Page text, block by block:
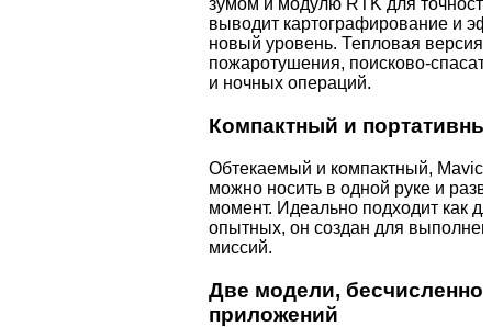
зумом и модулю RTK для
выводит картографирование и
новый уровень. Тепловая версия
пожаротушения, поисково-
и ночных операций.
Компактный и
Обтекаемый и компактный, Mavic
можно носить в одной руке и
момент. Идеально подходит как
опытных, он создан для
миссий.
Две модели,
приложений